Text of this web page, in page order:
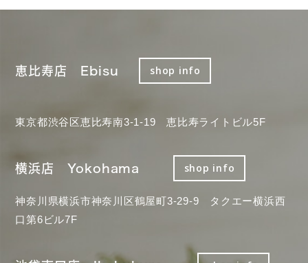
恵比寿店 Ebisu shop info
東京都渋谷区恵比寿南3-1-19 恵比寿ライトビル5F
横浜店 Yokohama shop info
神奈川県横浜市神奈川区鶴屋町3-29-9 タクエー横浜西
口第6ビル7F